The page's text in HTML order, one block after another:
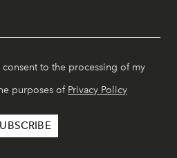
to the processing of my
purposes of Privacy Policy